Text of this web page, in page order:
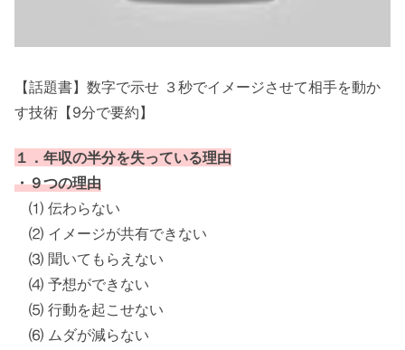
【話題書】数字で示せ ３秒でイメージさせて相手を動か
す技術【9分で要約】
１．年収の半分を失っている理由
・９つの理由
⑴ 伝わらない
⑵ イメージが共有できない
⑶ 聞いてもらえない
⑷ 予想ができない
⑸ 行動を起こせない
⑹ ムダが減らない